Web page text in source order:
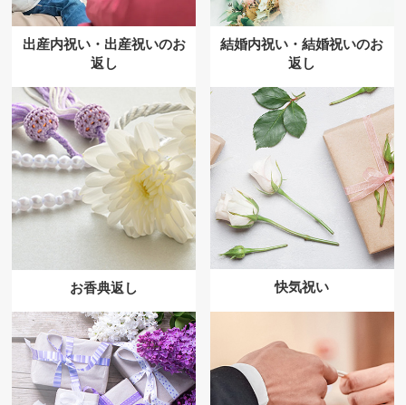
出産内祝い・出産祝いのお
返し
結婚内祝い・結婚祝いのお
返し
お香典返し 快気祝い